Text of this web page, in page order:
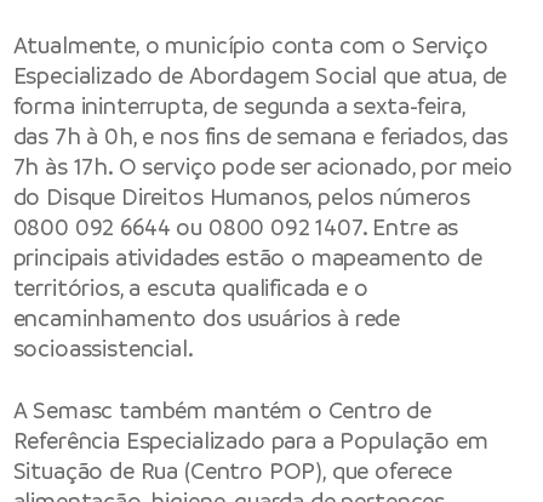
Atualmente, o município conta com o Serviço
Especializado de Abordagem Social que atua, de
forma ininterrupta, de segunda a sexta-feira,
das 7h à 0h, e nos fins de semana e feriados, das
7h às 17h. O serviço pode ser acionado, por meio
do Disque Direitos Humanos, pelos números
0800 092 6644 ou 0800 092 1407. Entre as
principais atividades estão o mapeamento de
territórios, a escuta qualificada e o
encaminhamento dos usuários à rede
socioassistencial.
A Semasc também mantém o Centro de
Referência Especializado para a População em
Situação de Rua (Centro POP), que oferece